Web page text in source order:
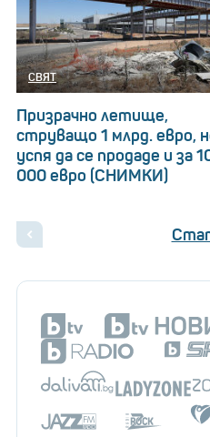
СВЯТ
Призрачно летище,
струващо 1 млрд. евро,
успя да се продаде и за
000 евро (СНИМКИ)